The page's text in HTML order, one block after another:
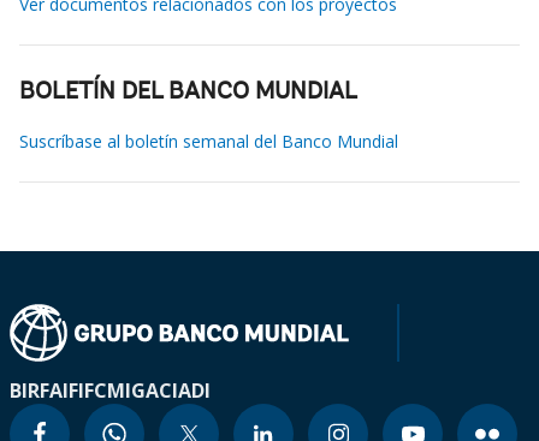
BOLETÍN DEL BANCO MUNDIAL
Suscríbase al boletín semanal del Banco Mundial
BIRFAIFIFCMIGACIADI